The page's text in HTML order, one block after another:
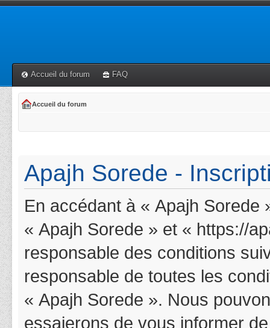
Accueil du forum FAQ
Accueil du forum
Apajh Sorede -
En accédant à « Apajh
« Apajh Sorede » et « https://
responsable des conditions
responsable de toutes les
« Apajh Sorede ». Nous
essaierons de vous informer